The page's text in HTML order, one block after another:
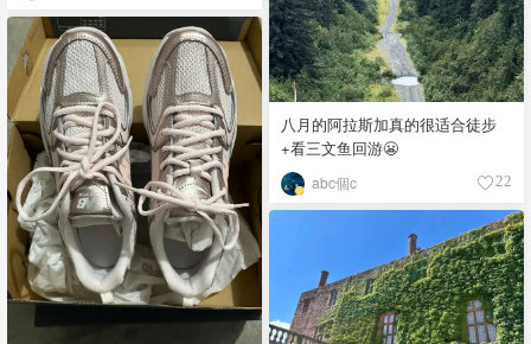
八月的阿拉斯加真的很适合徒步
+看三文鱼回游😬
abc個c 22